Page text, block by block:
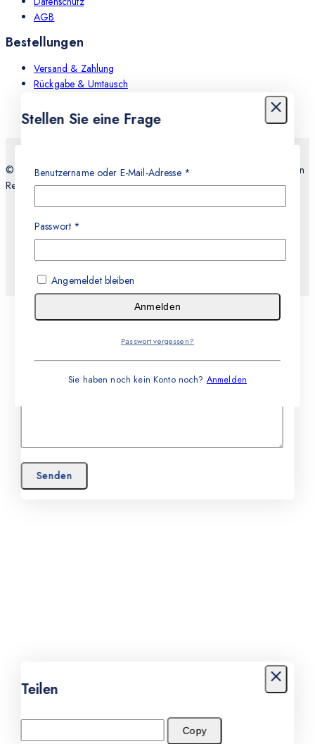
AGB
Bestellungen
Versand & Zahlung
Rückgabe & Umtausch
© 2026 Teknocell Handy Reparatur, An und Verkauf Express Service in
Recklinghausen
Stellen Sie eine Frage
Nachricht
Teilen
Copy
Benutzername oder E-Mail-Adresse *
Passwort *
Angemeldet bleiben
Anmelden
Passwort vergessen?
Sie haben noch kein Konto noch? Anmelden